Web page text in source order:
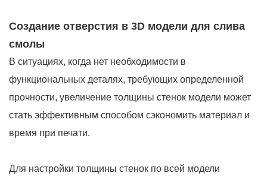
Создание отверстия в 3D модели для слива
смолы
В ситуациях, когда нет необходимости в
функциональных деталях, требующих определенной
прочности, увеличение толщины стенок модели может
стать эффективным способом сэкономить материал и
время при печати.
Для настройки толщины стенок по всей модели